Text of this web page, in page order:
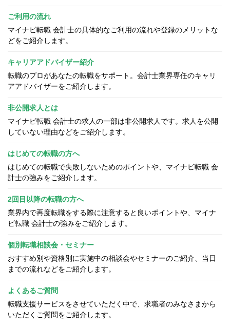
ご利用の流れ
マイナビ転職 会計士の具体的なご利用の流れや登録のメリットな
どをご紹介します。
キャリアアドバイザー紹介
転職のプロがあなたの転職をサポート。会計士業界専任のキャリ
アアドバイザーをご紹介します。
非公開求人とは
マイナビ転職 会計士の求人の一部は非公開求人です。求人を公開
していない理由などをご紹介します。
はじめての転職の方へ
はじめての転職で失敗しないためのポイントや、マイナビ転職 会
計士の強みをご紹介します。
2回目以降の転職の方へ
業界内で再度転職をする際に注意すると良いポイントや、マイナ
ビ転職 会計士の強みをご紹介します。
個別転職相談会・セミナー
おすすめ別や資格別に実施中の相談会やセミナーのご紹介、当日
までの流れなどをご紹介します。
よくあるご質問
転職支援サービスをさせていただく中で、求職者のみなさまから
いただくご質問をご紹介します。